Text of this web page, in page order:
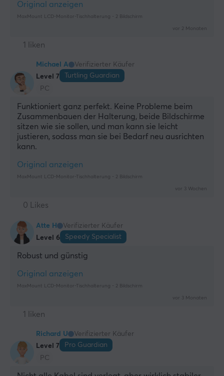
Original anzeigen
MaxMount LCD-Monitor-Tischhalterung - 2 Bildschirm
vor 2 Monaten
1 liken
Michael A
Verifizierter Käufer
Level 7
Turtling Guardian
PC
Funktioniert ganz perfekt. Keine Probleme beim
Zusammenbauen der Halterung, beide Bildschirme
sitzen wie sie sollen, und man kann sie leicht
justieren, sodass man sie bei Bedarf neu ausrichten
kann.
Original anzeigen
MaxMount LCD-Monitor-Tischhalterung - 2 Bildschirm
vor 3 Wochen
0 Likes
Atte H
Verifizierter Käufer
Level 6
Speedy Specialist
Robust und günstig
Original anzeigen
MaxMount LCD-Monitor-Tischhalterung - 2 Bildschirm
vor 3 Monaten
1 liken
Richard U
Verifizierter Käufer
Level 7
Pro Guardian
PC